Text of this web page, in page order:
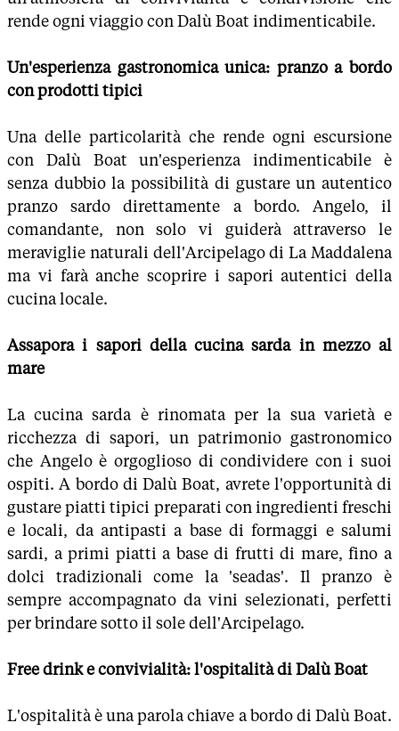
rende ogni viaggio con Dalù Boat indimenticabile.
Un'esperienza gastronomica unica: pranzo a bordo
con prodotti tipici
Una delle particolarità che rende ogni escursione
con Dalù Boat un'esperienza indimenticabile è
senza dubbio la possibilità di gustare un autentico
pranzo sardo direttamente a bordo. Angelo, il
comandante, non solo vi guiderà attraverso le
meraviglie naturali dell'Arcipelago di La Maddalena
ma vi farà anche scoprire i sapori autentici della
cucina locale.
Assapora i sapori della cucina sarda in mezzo al
mare
La cucina sarda è rinomata per la sua varietà e
ricchezza di sapori, un patrimonio gastronomico
che Angelo è orgoglioso di condividere con i suoi
ospiti. A bordo di Dalù Boat, avrete l'opportunità di
gustare piatti tipici preparati con ingredienti freschi
e locali, da antipasti a base di formaggi e salumi
sardi, a primi piatti a base di frutti di mare, fino a
dolci tradizionali come la 'seadas'. Il pranzo è
sempre accompagnato da vini selezionati, perfetti
per brindare sotto il sole dell'Arcipelago.
Free drink e convivialità: l'ospitalità di Dalù Boat
L'ospitalità è una parola chiave a bordo di Dalù Boat.